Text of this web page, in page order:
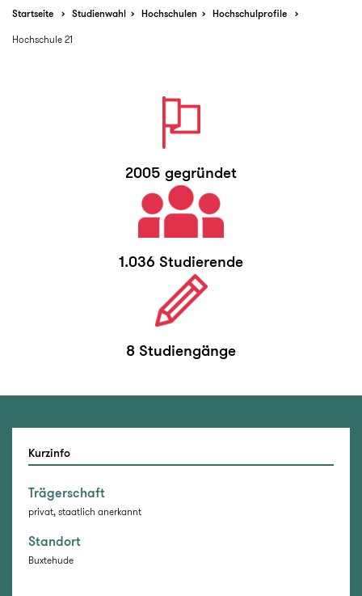
Startseite Studienwahl Hochschulen
Hochschulprofile
Hochschule 21
2005 gegründet
1.036 Studierende
8 Studiengänge
Kurzinfo
Trägerschaft
privat, staatlich anerkannt
Standort
Buxtehude